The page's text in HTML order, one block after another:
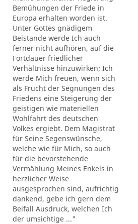
Bemühungen der Friede in
Europa erhalten worden ist.
Unter Gottes gnädigem
Beistande werde Ich auch
ferner nicht aufhören, auf die
Fortdauer friedlicher
Verhältnisse hinzuwirken; Ich
werde Mich freuen, wenn sich
als Frucht der Segnungen des
Friedens eine Steigerung der
geistigen wie materiellen
Wohlfahrt des deutschen
Volkes ergiebt. Dem Magistrat
für Seine Segenswünsche,
welche wie für Mich, so auch
für die bevorstehende
Vermählung Meines Enkels in
herzlicher Weise
ausgesprochen sind, aufrichtig
dankend, gebe ich gern dem
Beifall Ausdruck, welchen Ich
der umsichtige ..."